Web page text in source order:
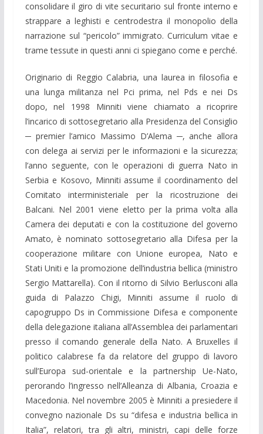
consolidare il giro di vite securitario sul fronte interno e
strappare a leghisti e centrodestra il monopolio della
narrazione sul “pericolo” immigrato. Curriculum vitae e
trame tessute in questi anni ci spiegano come e perché.
Originario di Reggio Calabria, una laurea in filosofia e
una lunga militanza nel Pci prima, nel Pds e nei Ds
dopo, nel 1998 Minniti viene chiamato a ricoprire
l’incarico di sottosegretario alla Presidenza del Consiglio
─ premier l’amico Massimo D’Alema ─, anche allora
con delega ai servizi per le informazioni e la sicurezza;
l’anno seguente, con le operazioni di guerra Nato in
Serbia e Kosovo, Minniti assume il coordinamento del
Comitato interministeriale per la ricostruzione dei
Balcani. Nel 2001 viene eletto per la prima volta alla
Camera dei deputati e con la costituzione del governo
Amato, è nominato sottosegretario alla Difesa per la
cooperazione militare con Unione europea, Nato e
Stati Uniti e la promozione dell’industria bellica (ministro
Sergio Mattarella). Con il ritorno di Silvio Berlusconi alla
guida di Palazzo Chigi, Minniti assume il ruolo di
capogruppo Ds in Commissione Difesa e componente
della delegazione italiana all’Assemblea dei parlamentari
presso il comando generale della Nato. A Bruxelles il
politico calabrese fa da relatore del gruppo di lavoro
sull’Europa sud-orientale e la partnership Ue-Nato,
perorando l’ingresso nell’Alleanza di Albania, Croazia e
Macedonia. Nel novembre 2005 è Minniti a presiedere il
convegno nazionale Ds su “difesa e industria bellica in
Italia”, relatori, tra gli altri, ministri, capi delle forze